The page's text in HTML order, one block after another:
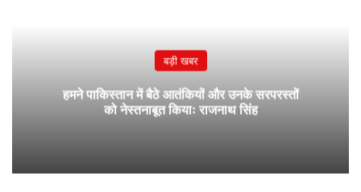
बड़ी खबर
हमने पाकिस्तान में बैठे आतंकियों और उनके सरपरस्तों
को नेस्तनाबूत कियाः राजनाथ सिंह